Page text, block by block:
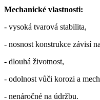
Mechanické vlastnosti:
- vysoká tvarová stabilita,
- nosnost konstrukce závisí
- dlouhá životnost,
- odolnost vůči korozi a
- nenáročné na údržbu.